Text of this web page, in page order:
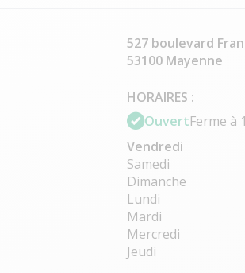
527 boulevard
53100 Mayenne
HORAIRES :
OuvertFerme à
Vendredi
Samedi
Dimanche
Lundi
Mardi
Mercredi
Jeudi